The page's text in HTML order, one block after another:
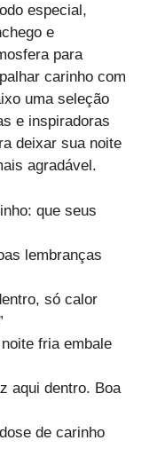
especial,
e
para
carinho com
uma seleção
e inspiradoras
deixar sua noite
agradável.
que seus
lembranças
só calor
fria embale
aqui dentro. Boa
de carinho